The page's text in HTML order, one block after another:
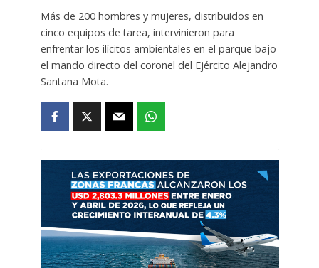
Más de 200 hombres y mujeres, distribuidos en
cinco equipos de tarea, intervinieron para
enfrentar los ilícitos ambientales en el parque bajo
el mando directo del coronel del Ejército Alejandro
Santana Mota.